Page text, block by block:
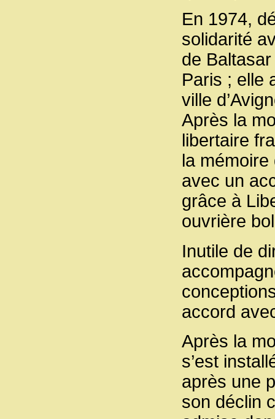
En 1974,
solidarité
de
Paris ; elle
ville
Après la
libertaire
la mémoire
avec un
grâce à
ouvrière
Inutile de
accord
Après la
s’est
après une
son déclin